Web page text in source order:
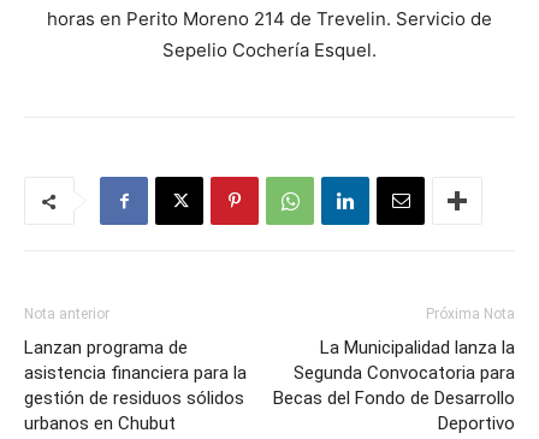
horas en Perito Moreno 214 de Trevelin. Servicio de
Sepelio Cochería Esquel.
Nota anterior
Lanzan programa de
asistencia financiera para la
gestión de residuos sólidos
urbanos en Chubut
Próxima Nota
La Municipalidad lanza la
Segunda Convocatoria para
Becas del Fondo de Desarrollo
Deportivo